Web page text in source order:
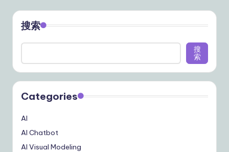
搜索
搜
索
Categories
AI
AI Chatbot
AI Visual Modeling